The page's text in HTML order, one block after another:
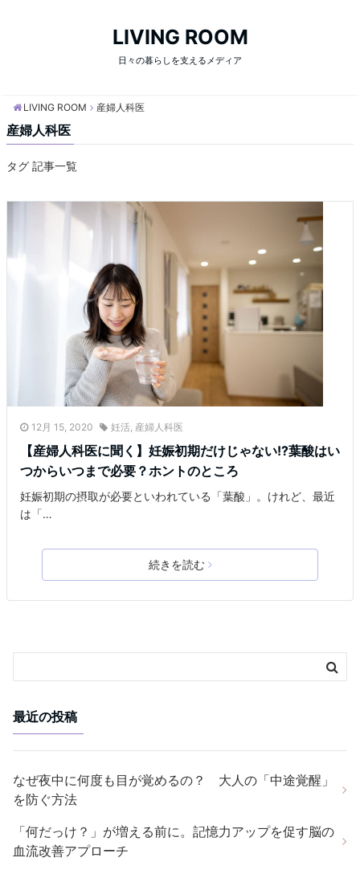
LIVING ROOM
日々の暮らしを支えるメディア
LIVING ROOM 産婦人科医
産婦人科医
タグ 記事一覧
12月 15, 2020 妊活, 産婦人科医
【産婦人科医に聞く】妊娠初期だけじゃない!?葉酸はい
つからいつまで必要？ホントのところ
妊娠初期の摂取が必要といわれている「葉酸」。けれど、最近
は「…
続きを読む
最近の投稿
なぜ夜中に何度も目が覚めるの？ 大人の「中途覚醒」
を防ぐ方法
「何だっけ？」が増える前に。記憶力アップを促す脳の
血流改善アプローチ